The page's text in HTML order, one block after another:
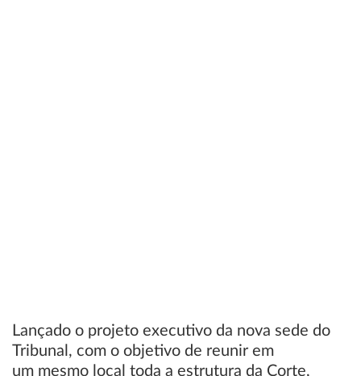
Lançado o projeto executivo da nova sede do
Tribunal, com o objetivo de reunir em
um mesmo local toda a estrutura da Corte,